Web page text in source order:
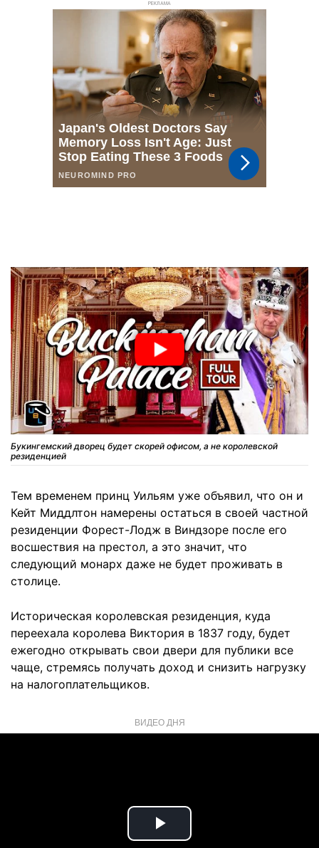
РЕКЛАМА
Букингемский дворец будет скорей офисом, а не королевской
резиденцией
Тем временем принц Уильям уже объявил, что он и
Кейт Миддлтон намерены остаться в своей частной
резиденции Форест-Лодж в Виндзоре после его
восшествия на престол, а это значит, что
следующий монарх даже не будет проживать в
столице.
Историческая королевская резиденция, куда
переехала королева Виктория в 1837 году, будет
ежегодно открывать свои двери для публики все
чаще, стремясь получать доход и снизить нагрузку
на налогоплательщиков.
ВИДЕО ДНЯ
Play